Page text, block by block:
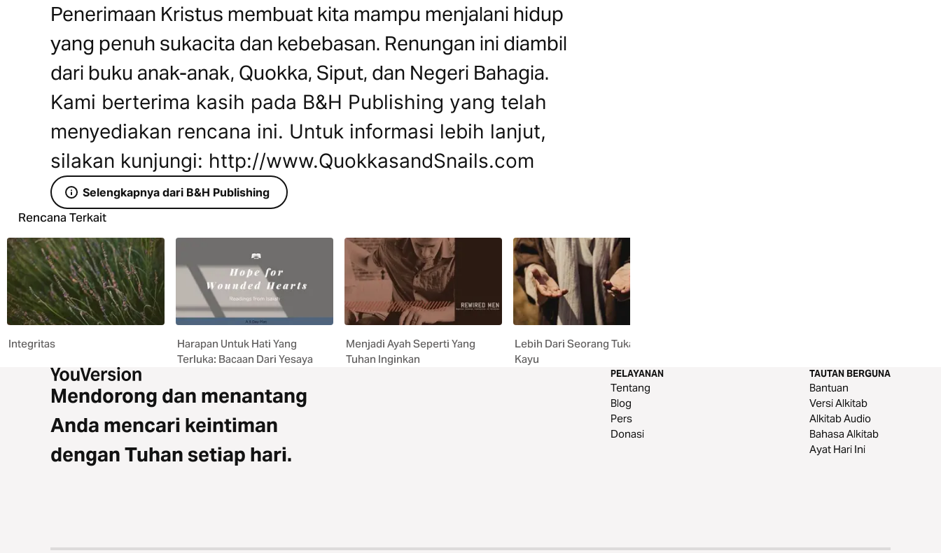
Penerimaan Kristus membuat kita mampu menjalani hidup
yang penuh sukacita dan kebebasan. Renungan ini diambil
dari buku anak-anak, Quokka, Siput, dan Negeri Bahagia.
Kami berterima kasih pada B&H Publishing yang telah
menyediakan rencana ini. Untuk informasi lebih lanjut,
silakan kunjungi: http://www.QuokkasandSnails.com
Selengkapnya dari B&H Publishing
Rencana Terkait
Integritas
Harapan Untuk Hati Yang
Terluka: Bacaan Dari Yesaya
Menjadi Ayah Seperti Yang
Tuhan Inginkan
Lebih Dari Seorang Tukang
Kayu
Mendorong dan menantang
Anda mencari keintiman
dengan Tuhan setiap hari.
PELAYANAN
Tentang
Blog
Pers
Donasi
TAUTAN BERGUNA
Bantuan
Versi Alkitab
Alkitab Audio
Bahasa Alkitab
Ayat Hari Ini